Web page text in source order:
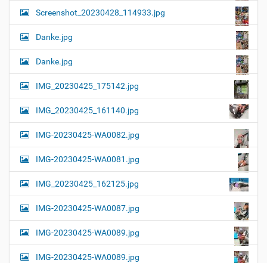
Screenshot_20230428_114933.jpg
Danke.jpg
Danke.jpg
IMG_20230425_175142.jpg
IMG_20230425_161140.jpg
IMG-20230425-WA0082.jpg
IMG-20230425-WA0081.jpg
IMG_20230425_162125.jpg
IMG-20230425-WA0087.jpg
IMG-20230425-WA0089.jpg
IMG-20230425-WA0089.jpg